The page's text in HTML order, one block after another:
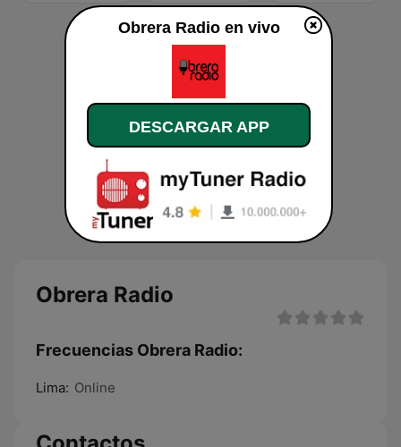
Obrera Radio
Frecuencias Obrera Radio:
Lima: Online
Obrera Radio en vivo
DESCARGAR APP